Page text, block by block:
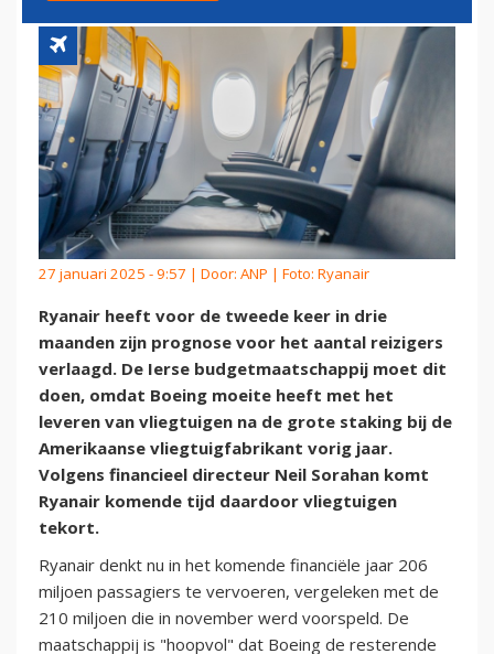
27 januari 2025 - 9:57 | Door: ANP | Foto: Ryanair
Ryanair heeft voor de tweede keer in drie
maanden zijn prognose voor het aantal reizigers
verlaagd. De Ierse budgetmaatschappij moet dit
doen, omdat Boeing moeite heeft met het
leveren van vliegtuigen na de grote staking bij de
Amerikaanse vliegtuigfabrikant vorig jaar.
Volgens financieel directeur Neil Sorahan komt
Ryanair komende tijd daardoor vliegtuigen
tekort.
Ryanair denkt nu in het komende financiële jaar 206
miljoen passagiers te vervoeren, vergeleken met de
210 miljoen die in november werd voorspeld. De
maatschappij is "hoopvol" dat Boeing de resterende